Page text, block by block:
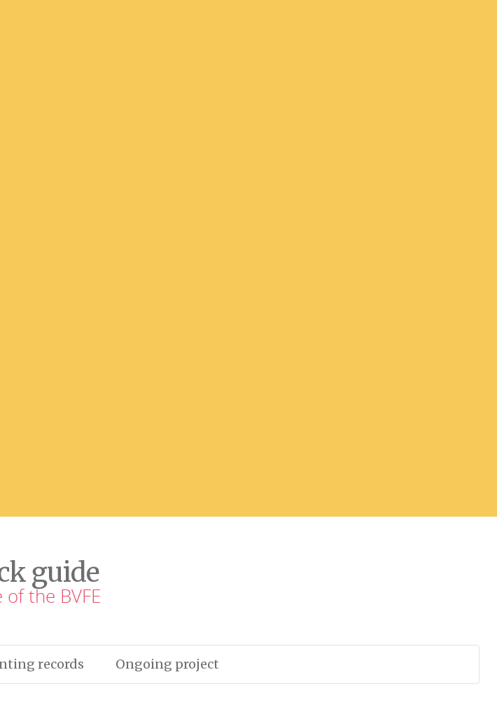
guide
the BVFE
records Ongoing project